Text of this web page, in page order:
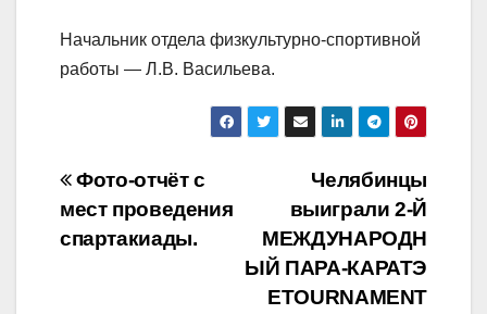
Начальник отдела физкультурно-спортивной
работы — Л.В. Васильева.
Навигация
по
Челябинцы
выиграли 2-Й
МЕЖДУНАРОДН
ЫЙ ПАРА-КАРАТЭ
ETOURNAMENT
Фото-отчёт с
мест проведения
спартакиады.